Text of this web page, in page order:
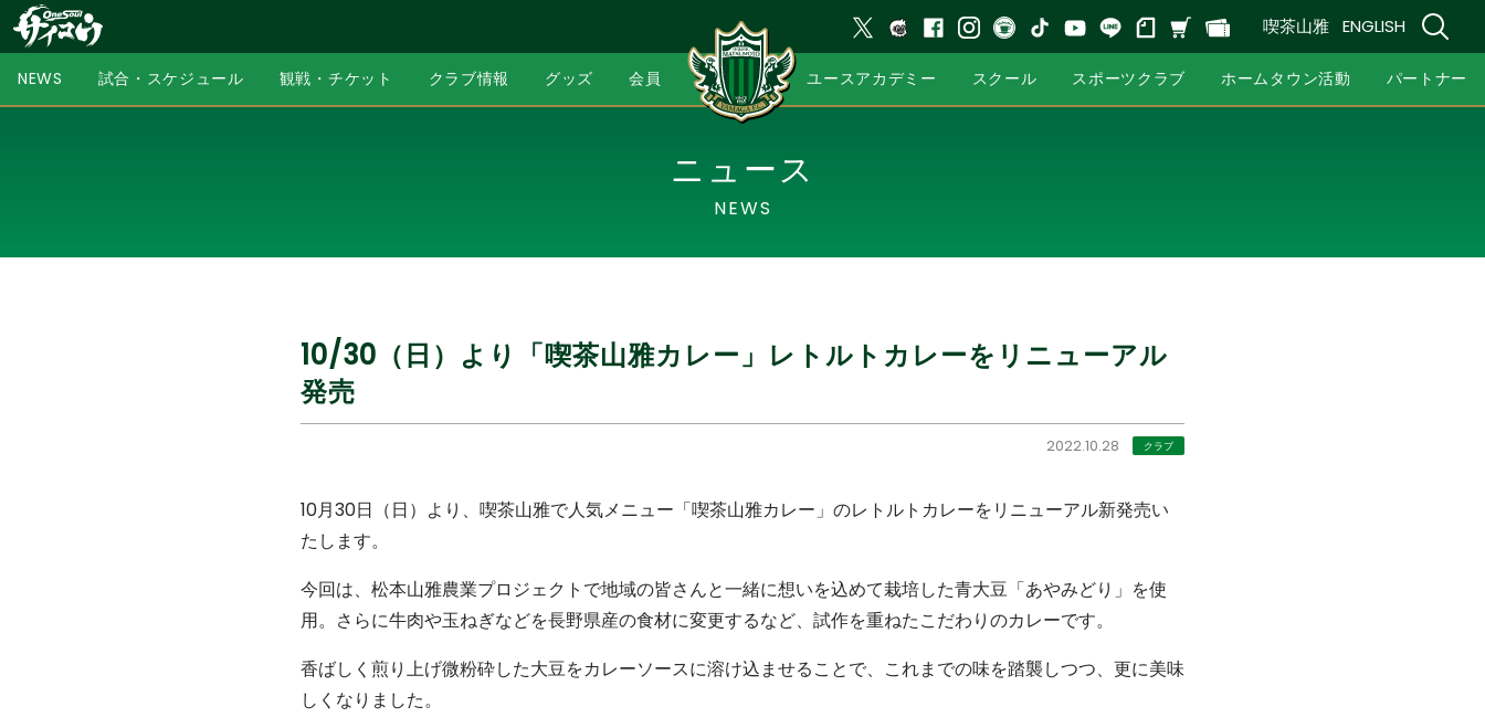
喫茶山雅 ENGLISH
NEWS 試合・スケジュール 観戦・チケット クラブ情報 グッズ 会員 ユースアカデミー スクール スポーツクラブ ホームタウン活動 パートナー
ニュース
NEWS
10/30（日）より「喫茶山雅カレー」レトルトカレーをリニューアル
発売
2022.10.28 クラブ
10月30日（日）より、喫茶山雅で人気メニュー「喫茶山雅カレー」のレトルトカレーをリニューアル新発売い
たします。
今回は、松本山雅農業プロジェクトで地域の皆さんと一緒に想いを込めて栽培した青大豆「あやみどり」を使
用。さらに牛肉や玉ねぎなどを長野県産の食材に変更するなど、試作を重ねたこだわりのカレーです。
香ばしく煎り上げ微粉砕した大豆をカレーソースに溶け込ませることで、これまでの味を踏襲しつつ、更に美味
しくなりました。